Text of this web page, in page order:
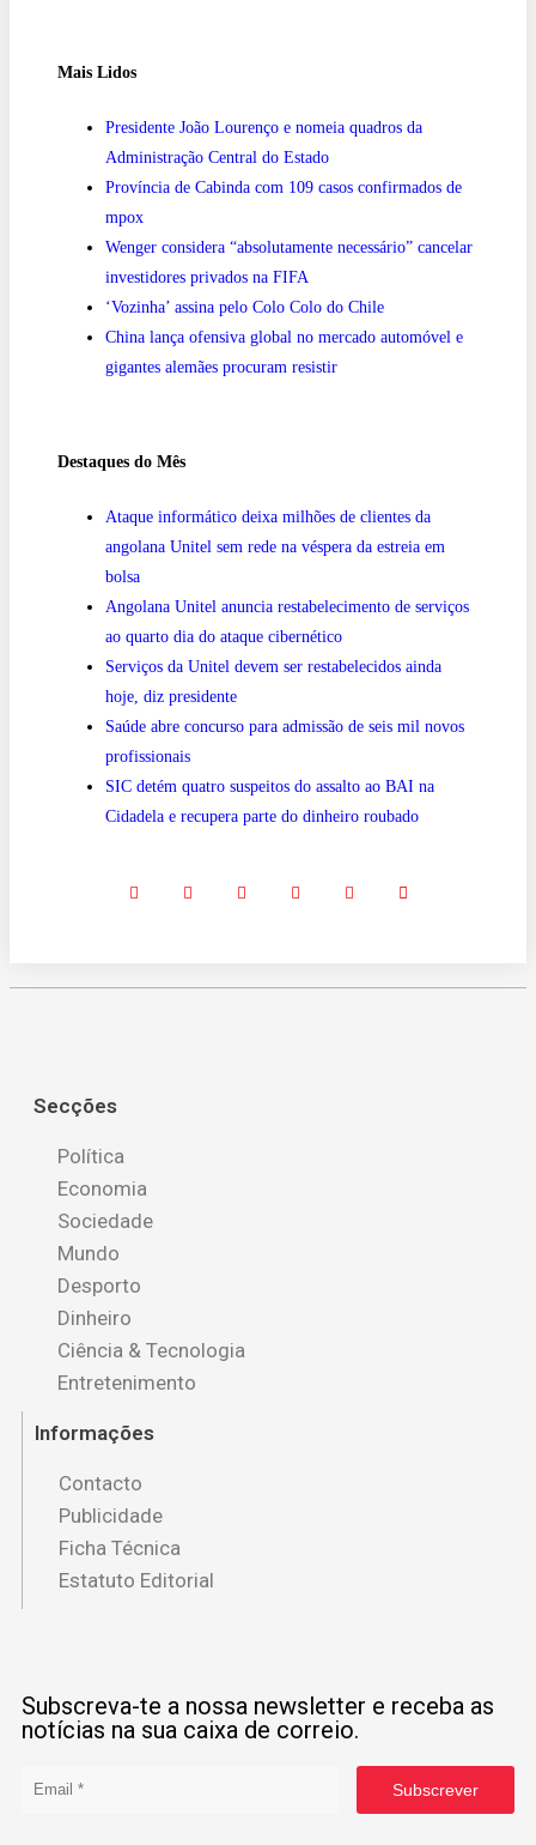
Mais Lidos
Presidente João Lourenço e nomeia quadros da
Administração Central do Estado
Província de Cabinda com 109 casos confirmados de
mpox
Wenger considera “absolutamente necessário” cancelar
investidores privados na FIFA
‘Vozinha’ assina pelo Colo Colo do Chile
China lança ofensiva global no mercado automóvel e
gigantes alemães procuram resistir
Destaques do Mês
Ataque informático deixa milhões de clientes da
angolana Unitel sem rede na véspera da estreia em
bolsa
Angolana Unitel anuncia restabelecimento de serviços
ao quarto dia do ataque cibernético
Serviços da Unitel devem ser restabelecidos ainda
hoje, diz presidente
Saúde abre concurso para admissão de seis mil novos
profissionais
SIC detém quatro suspeitos do assalto ao BAI na
Cidadela e recupera parte do dinheiro roubado
Secções
Política
Economia
Sociedade
Mundo
Desporto
Dinheiro
Ciência & Tecnologia
Entretenimento
Informações
Contacto
Publicidade
Ficha Técnica
Estatuto Editorial
Subscreva-te a nossa newsletter e receba as
notícias na sua caixa de correio.
Subscrever